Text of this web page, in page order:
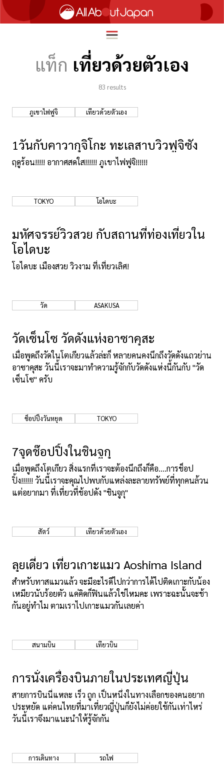
ภาษาไทย
ท่องเที่ยว
อาหาร
ความบันเทิง
ชีวิตในญี่ปุ่น
เกี่ยวกับเรา นโยบายเว็บไซต์
แท็ก เที่ยวด้วยตัวเอง
83 results
ภูเขาไฟฟูจิ เที่ยวด้วยตัวเอง
1วันกับคาวากุจิโกะ ทะเลสาบวิวฟูจิซัง
ฤดูร้อน!!!!! อากาศสดใส!!!!!! ภูเขาไฟฟูจิ!!!!!!
TOKYO โอไดบะ
มหัศจรรย์วิวสวย กับสถานที่ท่องเที่ยวใน
โอไดบะ
โอไดบะ เมืองสวย วิวงาม ที่เที่ยวเลิศ!
วัด ASAKUSA
วัดเซ็นโซ วัดดังแห่งอาซาคุสะ
เมื่อพูดถึงวัดในโตเกียวแล้วล่ะก็ หลายคนคงนึกถึงวัดดังแถวย่าน
อาซาคุสะ วันนี้เราจะมาทำความรู้จักกับวัดดังแห่งนี้กันกับ "วัด
เซ็นโซ" ครับ
ช็อปปิ้งวันหยุด TOKYO
7จุดช๊อปปิ้งในชินจูกุ
เมื่อพูดถึงโตเกียว สิ่งแรกที่เราจะต้องนึกถึงก็คือ....การช็อป
ปิ้ง!!!!!! วันนี้เราจะคุณไปพบกับแหล่งละลายทรัพย์ที่ทุกคนล้วน
แต่อยากมา ที่เที่ยวที่ช้อปดัง "ชินจูกุ"
สัตว์ เที่ยวด้วยตัวเอง
ลุยเดี่ยว เที่ยวเกาะแมว Aoshima Island
สำหรับทาสแมวแล้ว จะมีอะไรดีไปกว่าการได้ไปติดเกาะกับน้อง
เหมียวนับร้อยตัว แค่คิดก็ฟินแล้วใช่ไหมคะ เพราะฉะนั้นจะช้า
กันอยู่ทำไม ตามเราไปเกาะแมวกันเลยค่า
สนามบิน เที่ยวบิน
การนั่งเครื่องบินภายในประเทศญี่ปุ่น
สายการบินนี่แหละ เร็ว ถูก เป็นหนึ่งในทางเลือกของคนอยาก
ประหยัด แต่คนไทยที่มาเที่ยวญี่ปุ่นก็ยังไม่ค่อยใช้กันเท่าไหร่
วันนี้เราจึงมาแนะนำให้รู้จักกัน
การเดินทาง รถไฟ